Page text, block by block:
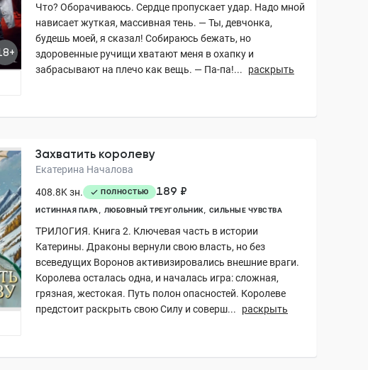
Что? Оборачиваюсь. Сердце пропускает удар. Надо мной
нависает жуткая, массивная тень. — Ты, девчонка,
будешь моей, я сказал! Собираюсь бежать, но
здоровенные ручищи хватают меня в охапку и
забрасывают на плечо как вещь. — Па-па!...
раскрыть
Захватить королеву
Екатерина Началова
408.8K зн.
ПОЛНОСТЬЮ 189 ₽
ИСТИННАЯ ПАРА ЛЮБОВНЫЙ ТРЕУГОЛЬНИК СИЛЬНЫЕ ЧУВСТВА
ТРИЛОГИЯ. Книга 2. Ключевая часть в истории
Катерины. Драконы вернули свою власть, но без
всеведущих Воронов активизировались внешние враги.
Королева осталась одна, и началась игра: сложная,
грязная, жестокая. Путь полон опасностей. Королеве
предстоит раскрыть свою Силу и соверш...
раскрыть